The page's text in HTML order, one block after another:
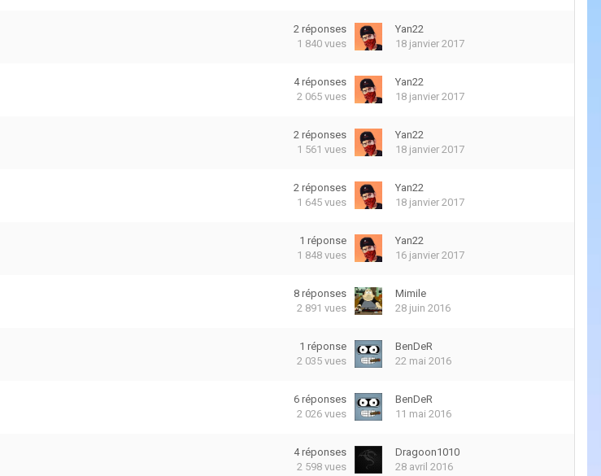
2 réponses
1 840 vues
Yan22
18 janvier 2017
4 réponses
2 065 vues
Yan22
18 janvier 2017
2 réponses
1 561 vues
Yan22
18 janvier 2017
2 réponses
1 645 vues
Yan22
18 janvier 2017
1 réponse
1 848 vues
Yan22
16 janvier 2017
8 réponses
2 891 vues
Mimile
28 juin 2016
1 réponse
2 035 vues
BenDeR
22 mai 2016
6 réponses
2 026 vues
BenDeR
11 mai 2016
4 réponses
2 598 vues
Dragoon1010
28 avril 2016